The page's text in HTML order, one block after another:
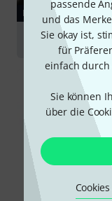
passende
und das
Sie okay ist,
für
einfach durch
Sie können
über die
RATGEBER
Choraufnahme